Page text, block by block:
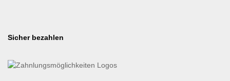
Sicher bezahlen